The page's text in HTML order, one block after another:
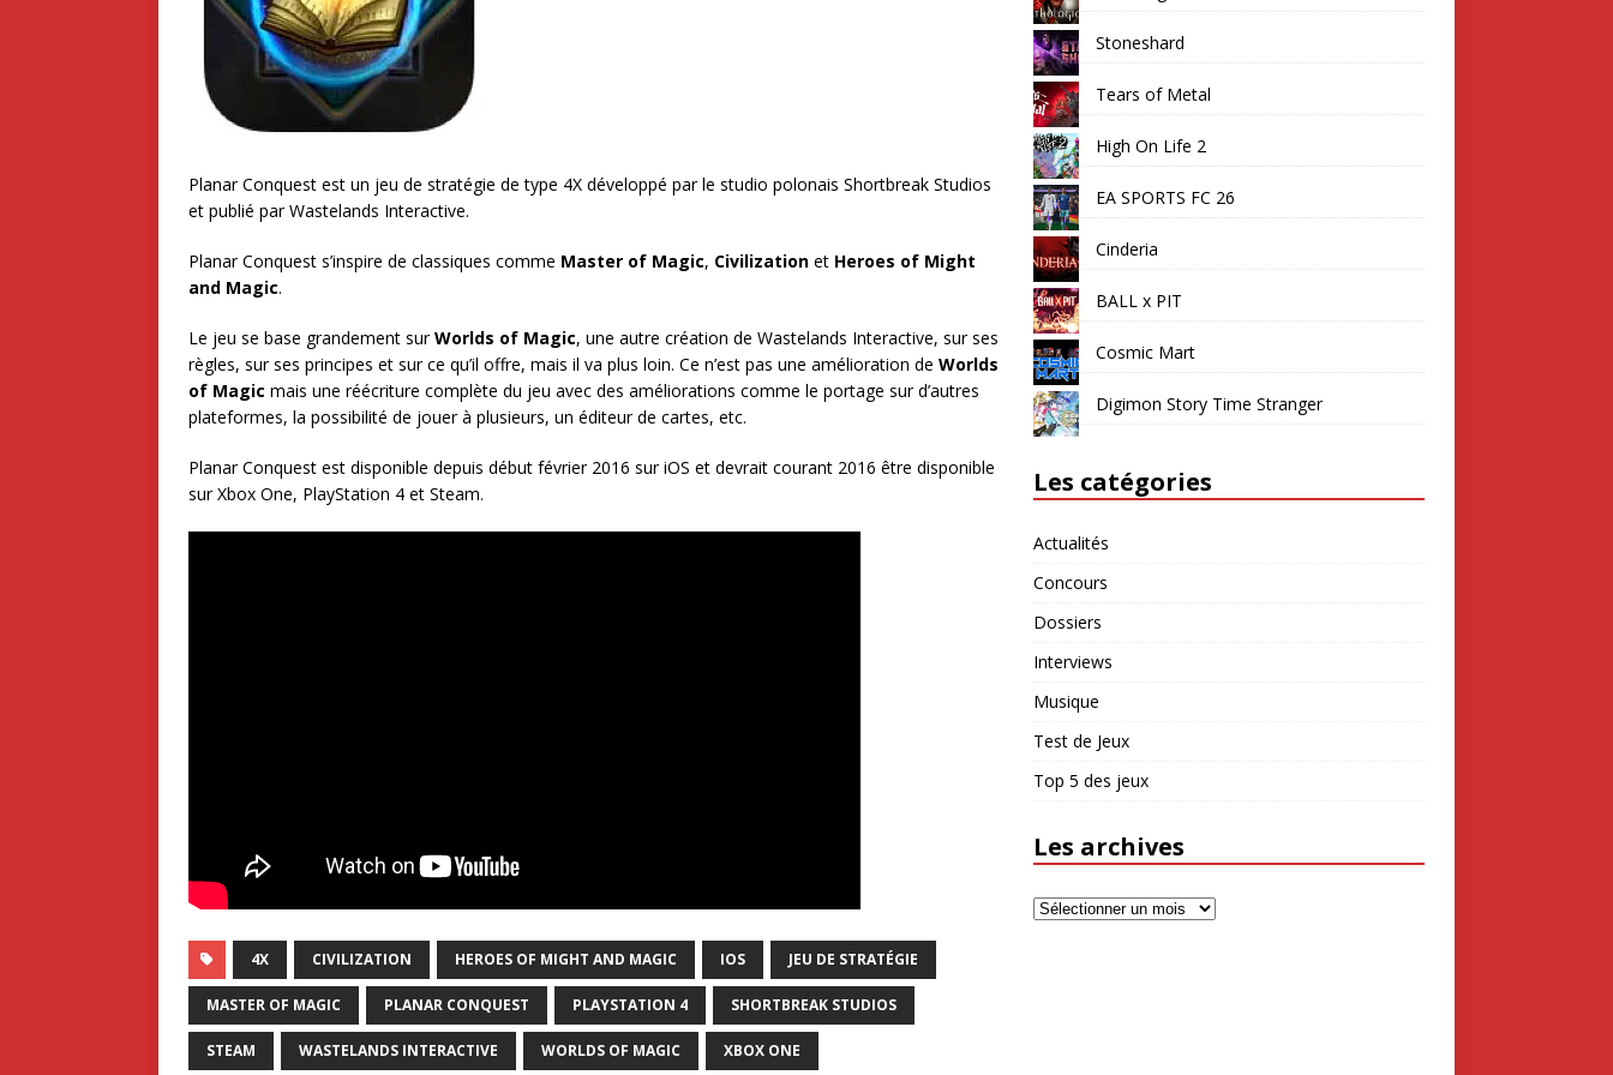
Planar Conquest est un jeu de stratégie de type 4X développé par le studio polonais Shortbreak Studios
et publié par Wastelands Interactive.
Planar Conquest s’inspire de classiques comme Master of Magic, Civilization et Heroes of Might
and Magic.
Le jeu se base grandement surWorlds of Magic, une autre création de Wastelands Interactive, sur ses
règles, sur ses principes et sur ce qu’il offre, mais il va plus loin. Ce n’est pas une amélioration de Worlds
of Magic mais une réécriture complète du jeu avec des améliorations comme le portage sur d’autres
plateformes, la possibilité de jouer à plusieurs, un éditeur de cartes, etc.
Planar Conquest est disponible depuis début février 2016 sur iOS et devrait courant 2016 être disponible
sur Xbox One, PlayStation 4 et Steam.
4X CIVILIZATION HEROES OF MIGHT AND MAGIC IOS JEU DE STRATÉGIE
MASTER OF MAGIC PLANAR CONQUEST PLAYSTATION 4 SHORTBREAK STUDIOS
STEAM WASTELANDS INTERACTIVE WORLDS OF MAGIC XBOX ONE
Stoneshard
Tears of Metal
High On Life 2
EA SPORTS FC 26
Cinderia
BALL x PIT
Cosmic Mart
Digimon Story Time Stranger
Les catégories
Actualités
Concours
Dossiers
Interviews
Musique
Test de Jeux
Top 5 des jeux
Les archives